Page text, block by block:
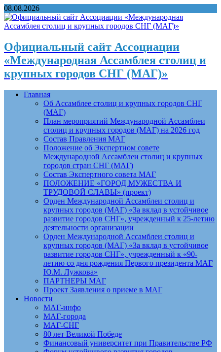
08.08.2026
Официальный сайт Ассоциации
«Международная Ассамблея столиц и
крупных городов СНГ (МАГ)»
Главная
Об Ассамблее столиц и крупных городов СНГ
(МАГ)
План мероприятий Международной Ассамблеи
столиц и крупных городов (МАГ) на 2026 год
Состав Правления МАГ
Положение об Экспертном совете
Международной Ассамблеи столиц и крупных
городов стран СНГ (МАГ)
Состав Экспертного совета МАГ
ПОЛОЖЕНИЕ «ГОРОД МУЖЕСТВА И
ТРУДОВОЙ СЛАВЫ» (проект)
Орден Международной Ассамблеи столиц и
крупных городов (МАГ) «За вклад в устойчивое
развитие городов СНГ», учрежденный к 25-летию
деятельности организации
Орден Международной Ассамблеи столиц и
крупных городов (МАГ) «За вклад в устойчивое
развитие городов СНГ», учрежденный к «90-
летию со дня рождения Первого президента МАГ
Ю.М. Лужкова»
ПАРТНЕРЫ МАГ
Проект Заявления о приеме в МАГ
Новости
МАГ-инфо
МАГ-города
МАГ-СНГ
80 лет Великой Победе
Финансовый университет при Правительстве РФ